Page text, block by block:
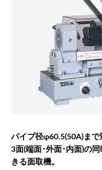
パイプ径φ60.5(50A)まで
3面(端面･外面･内面)の
きる面取機。